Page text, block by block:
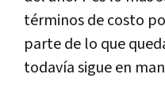
términos de costo
parte de lo que
todavía sigue en